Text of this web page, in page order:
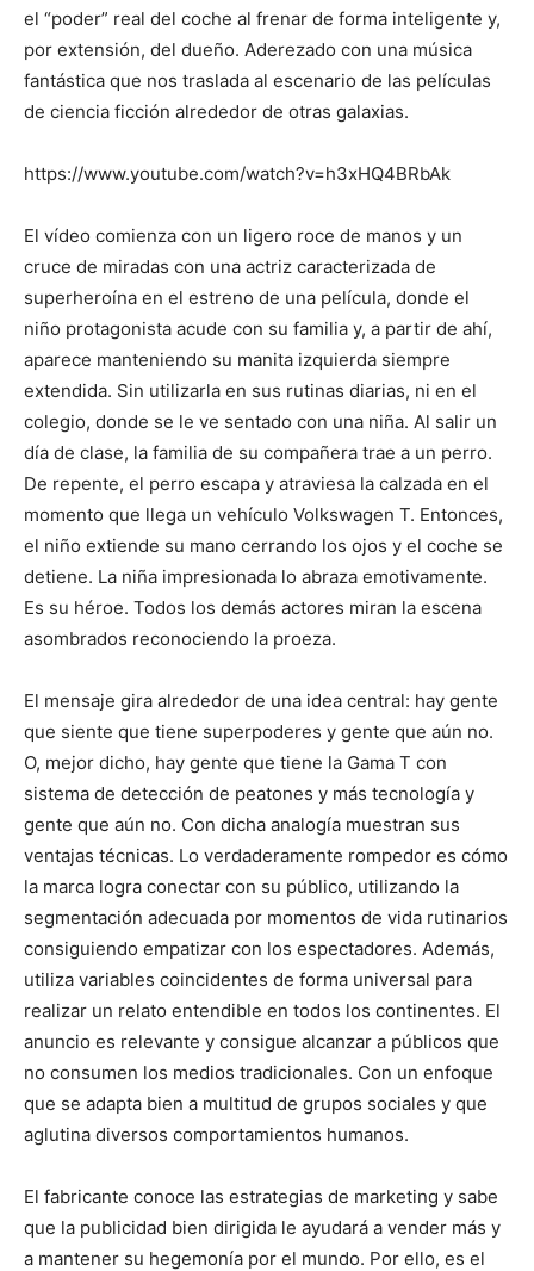
el “poder” real del coche al frenar de forma inteligente y,
por extensión, del dueño. Aderezado con una música
fantástica que nos traslada al escenario de las películas
de ciencia ficción alrededor de otras galaxias.
https://www.youtube.com/watch?v=h3xHQ4BRbAk
El vídeo comienza con un ligero roce de manos y un
cruce de miradas con una actriz caracterizada de
superheroína en el estreno de una película, donde el
niño protagonista acude con su familia y, a partir de ahí,
aparece manteniendo su manita izquierda siempre
extendida. Sin utilizarla en sus rutinas diarias, ni en el
colegio, donde se le ve sentado con una niña. Al salir un
día de clase, la familia de su compañera trae a un perro.
De repente, el perro escapa y atraviesa la calzada en el
momento que llega un vehículo Volkswagen T. Entonces,
el niño extiende su mano cerrando los ojos y el coche se
detiene. La niña impresionada lo abraza emotivamente.
Es su héroe. Todos los demás actores miran la escena
asombrados reconociendo la proeza.
El mensaje gira alrededor de una idea central: hay gente
que siente que tiene superpoderes y gente que aún no.
O, mejor dicho, hay gente que tiene la Gama T con
sistema de detección de peatones y más tecnología y
gente que aún no. Con dicha analogía muestran sus
ventajas técnicas. Lo verdaderamente rompedor es cómo
la marca logra conectar con su público, utilizando la
segmentación adecuada por momentos de vida rutinarios
consiguiendo empatizar con los espectadores. Además,
utiliza variables coincidentes de forma universal para
realizar un relato entendible en todos los continentes. El
anuncio es relevante y consigue alcanzar a públicos que
no consumen los medios tradicionales. Con un enfoque
que se adapta bien a multitud de grupos sociales y que
aglutina diversos comportamientos humanos.
El fabricante conoce las estrategias de marketing y sabe
que la publicidad bien dirigida le ayudará a vender más y
a mantener su hegemonía por el mundo. Por ello, es el